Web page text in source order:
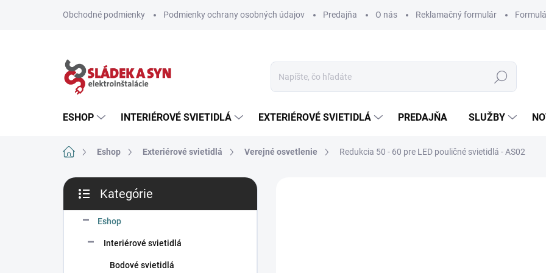
Obchodné podmienky Podmienky ochrany osobných údajov Predajňa O nás Reklamačný formulár
Hľadať
ESHOP INTERIÉROVÉ SVIETIDLÁ EXTERIÉROVÉ SVIETIDLÁ PREDAJŇA SLUŽBY
DomovEshop Exteriérové svietidlá Verejné osvetlenie Redukcia 50 - 60 pre LED pouličné svietidlá - AS02
B
č
kategórie
Kategórie
Eshop
Interiérové svietidlá
Bodové svietidlá